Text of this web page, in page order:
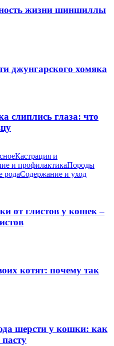
жизни шиншиллы
джунгарского хомяка
слиплись глаза: что
Кастрация и
и профилактикаПороды
родаСодержание и уход
от глистов у кошек –
котят: почему так
шерсти у кошки: как